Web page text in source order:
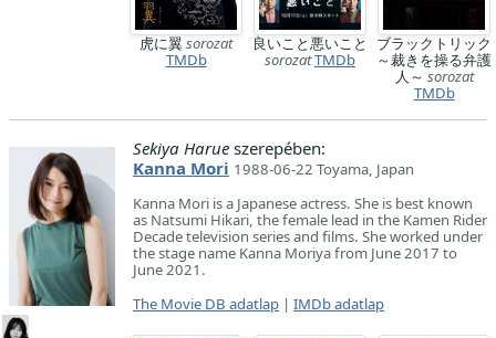
虎に翼sorozat
TMDb
良いこと悪いこと
sorozatTMDb
ブラックトリック
～裁きを操る弁護
人～ sorozat
TMDb
Sekiya Harue szerepében:
Kanna Mori 1988-06-22 Toyama, Japan
Kanna Mori is a Japanese actress. She is best known
as Natsumi Hikari, the female lead in the Kamen Rider
Decade television series and films. She worked under
the stage name Kanna Moriya from June 2017 to
June 2021.
The Movie DB adatlap | IMDb adatlap